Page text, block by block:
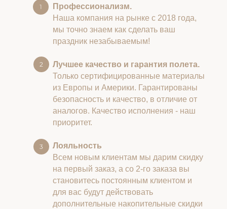
Профессионализм.
Наша компания на рынке с 2018 года,
мы точно знаем как сделать ваш
праздник незабываемым!
Лучшее качество и гарантия полета.
Только сертифицированные материалы
из Европы и Америки. Гарантированы
безопасность и качество, в отличие от
аналогов. Качество исполнения - наш
приоритет.
Лояльность
Всем новым клиентам мы дарим скидку
на первый заказ, а со 2-го заказа вы
становитесь постоянным клиентом и
для вас будут действовать
дополнительные накопительные скидки